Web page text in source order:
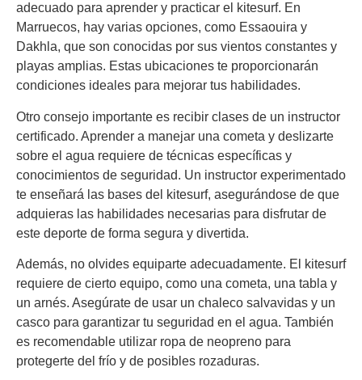
adecuado para aprender y practicar el kitesurf. En
Marruecos, hay varias opciones, como Essaouira y
Dakhla, que son conocidas por sus vientos constantes y
playas amplias. Estas ubicaciones te proporcionarán
condiciones ideales para mejorar tus habilidades.
Otro consejo importante es recibir clases de un instructor
certificado. Aprender a manejar una cometa y deslizarte
sobre el agua requiere de técnicas específicas y
conocimientos de seguridad. Un instructor experimentado
te enseñará las bases del kitesurf, asegurándose de que
adquieras las habilidades necesarias para disfrutar de
este deporte de forma segura y divertida.
Además, no olvides equiparte adecuadamente. El kitesurf
requiere de cierto equipo, como una cometa, una tabla y
un arnés. Asegúrate de usar un chaleco salvavidas y un
casco para garantizar tu seguridad en el agua. También
es recomendable utilizar ropa de neopreno para
protegerte del frío y de posibles rozaduras.